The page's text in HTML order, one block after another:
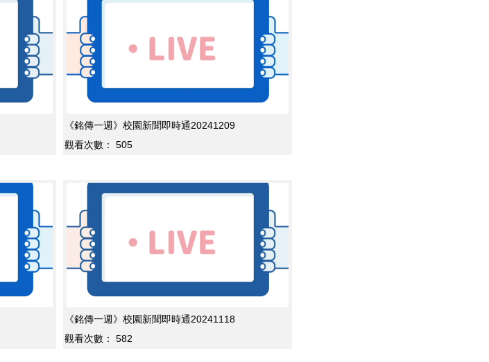
《銘傳一週》校園新聞即時通20241209
觀看次數：
505
《銘傳一週》校園新聞即時通20241118
觀看次數：
582